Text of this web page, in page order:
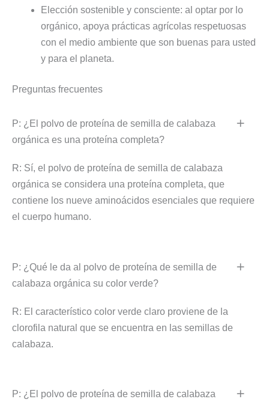
Elección sostenible y consciente: al optar por lo
orgánico, apoya prácticas agrícolas respetuosas
con el medio ambiente que son buenas para usted
y para el planeta.
Preguntas frecuentes
P: ¿El polvo de proteína de semilla de calabaza
orgánica es una proteína completa?
R: Sí, el polvo de proteína de semilla de calabaza
orgánica se considera una proteína completa, que
contiene los nueve aminoácidos esenciales que requiere
el cuerpo humano.
P: ¿Qué le da al polvo de proteína de semilla de
calabaza orgánica su color verde?
R: El característico color verde claro proviene de la
clorofila natural que se encuentra en las semillas de
calabaza.
P: ¿El polvo de proteína de semilla de calabaza